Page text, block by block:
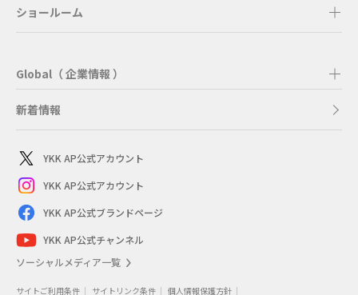
ショールーム
Global（ 企業情報 ）
新着情報
YKK AP公式アカウント
YKK AP公式アカウント
YKK AP公式ブランドページ
YKK AP公式チャンネル
ソーシャルメディア一覧
サイトご利用条件 サイトリンク条件 個人情報保護方針